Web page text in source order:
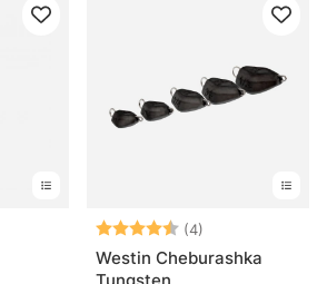
Beoordeling:
(4)
Westin Cheburashka
Tungsten